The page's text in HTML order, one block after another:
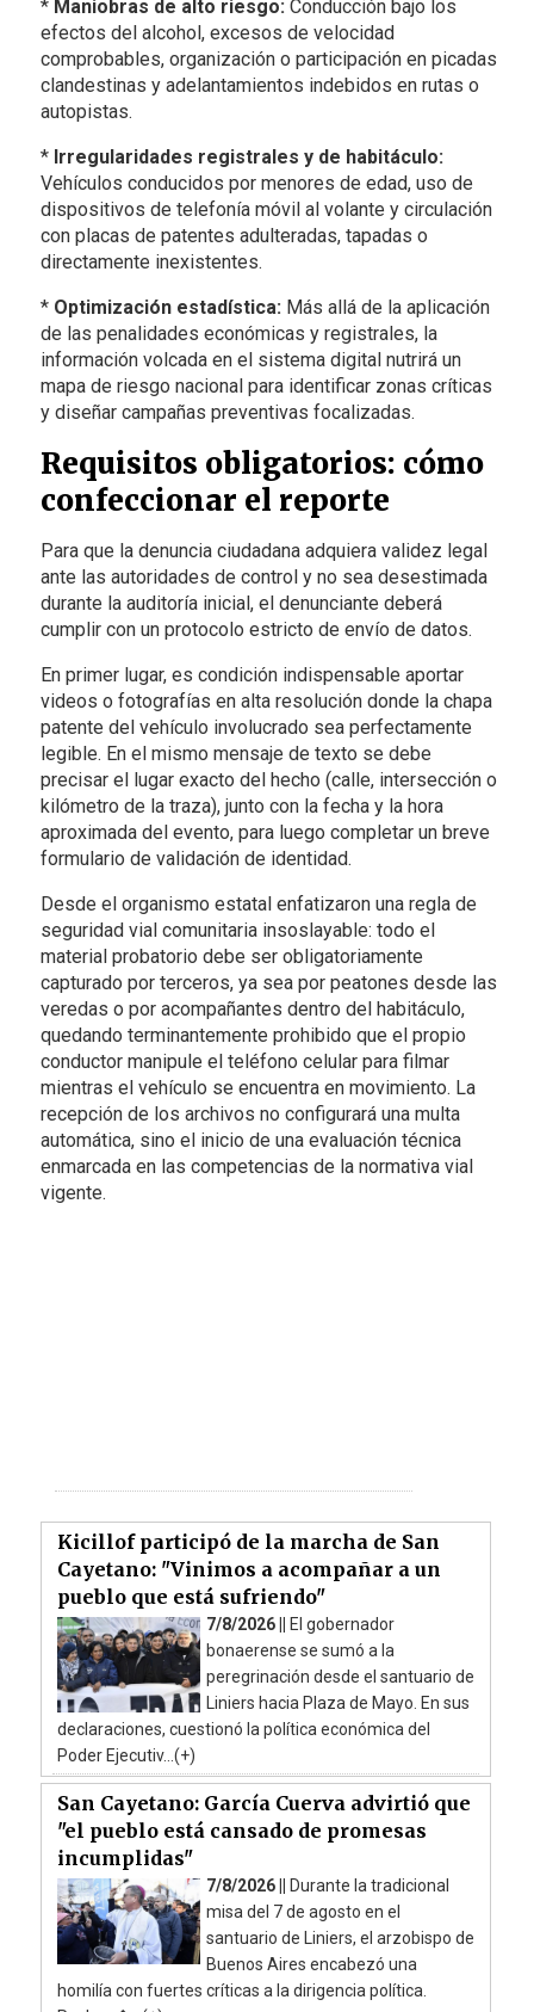
* Maniobras de alto riesgo:Conducción bajo los
efectos del alcohol, excesos de velocidad
comprobables, organización o participación en picadas
clandestinas y adelantamientos indebidos en rutas o
autopistas.
* Irregularidades registrales y de habitáculo:
Vehículos conducidos por menores de edad, uso de
dispositivos de telefonía móvil al volante y circulación
con placas de patentes adulteradas, tapadas o
directamente inexistentes.
* Optimización estadística:Más allá de la aplicación
de las penalidades económicas y registrales, la
información volcada en el sistema digital nutrirá un
mapa de riesgo nacional para identificar zonas críticas
y diseñar campañas preventivas focalizadas.
Requisitos obligatorios: cómo
confeccionar el reporte
Para que la denuncia ciudadana adquiera validez legal
ante las autoridades de control y no sea desestimada
durante la auditoría inicial, el denunciante deberá
cumplir con un protocolo estricto de envío de datos.
En primer lugar, es condición indispensable aportar
videos o fotografías en alta resolución donde la chapa
patente del vehículo involucrado sea perfectamente
legible. En el mismo mensaje de texto se debe
precisar el lugar exacto del hecho (calle, intersección o
kilómetro de la traza), junto con la fecha y la hora
aproximada del evento, para luego completar un breve
formulario de validación de identidad.
Desde el organismo estatal enfatizaron una regla de
seguridad vial comunitaria insoslayable: todo el
material probatorio debe ser obligatoriamente
capturado por terceros, ya sea por peatones desde las
veredas o por acompañantes dentro del habitáculo,
quedando terminantemente prohibido que el propio
conductor manipule el teléfono celular para filmar
mientras el vehículo se encuentra en movimiento. La
recepción de los archivos no configurará una multa
automática, sino el inicio de una evaluación técnica
enmarcada en las competencias de la normativa vial
vigente.
Kicillof participó de la marcha de San
Cayetano: "Vinimos a acompañar a un
pueblo que está sufriendo"
7/8/2026 ||
El gobernador
bonaerense se sumó a la
peregrinación desde el santuario de
Liniers hacia Plaza de Mayo. En sus
declaraciones, cuestionó la política económica del
Poder Ejecutiv...(+)
San Cayetano: García Cuerva advirtió que
"el pueblo está cansado de promesas
incumplidas"
7/8/2026 ||
Durante la tradicional
misa del 7 de agosto en el
santuario de Liniers, el arzobispo de
Buenos Aires encabezó una
homilía con fuertes críticas a la dirigencia política.